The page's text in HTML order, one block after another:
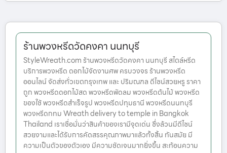
ร้านพวงหรีดวัดคงคา นนทบุรี
StyleWreath.com ร้านพวงหรีดวัดคงคา นนทบุรี สไตล์หรีด
บริการพวงหรีด ดอกไม้จัดงานศพ ครบวงจร ร้านพวงหรีด
ออนไลน์ จัดส่งทั่วเขตกรุงเทพ และ ปริมณฑล ดีไซน์สวยหรู ราคา
ถูก พวงหรีดดอกไม้สด พวงหรีดพัดลม พวงหรีดต้นไม้ พวงหรีด
ของใช้ พวงหรีดสำเร็จรูป พวงหรีดปทุมธานี พวงหรีดนนทบุรี
พวงหรีดกทม Wreath delivery to temple in Bangkok
Thailand เราเชื่อมั่นว่าสินค้าของเรามีจุดเด่น ซึ่งล้วนมีดีไซน์
สวยงามและได้รับการคัดสรรคุณภาพมาแล้วทั้งสิ้น ทันสมัย มี
ความเป็นตัวของตัวเอง มีความชัดเจนมากยิ่งขึ้น สะท้อนความ